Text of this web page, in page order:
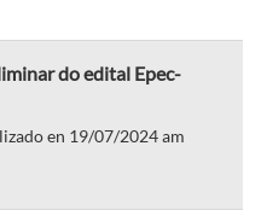
do edital Epec-
en 19/07/2024 am